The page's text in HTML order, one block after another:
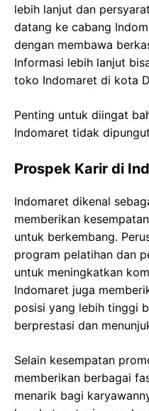
lebih lanjut dan
datang ke cabang
dengan membawa
Informasi lebih lanjut
toko Indomaret di kota
Penting untuk diingat
Indomaret tidak
Prospek Karir di
Indomaret dikenal
memberikan
untuk berkembang.
program pelatihan dan
untuk meningkatkan
Indomaret juga
posisi yang lebih tinggi
berprestasi dan
Selain kesempatan
memberikan berbagai
menarik bagi